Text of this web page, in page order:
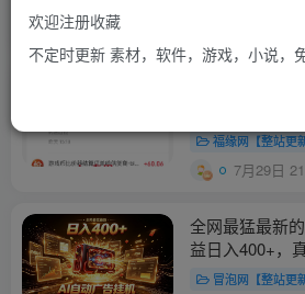
稳定三年的海
福缘网【整站更
7月29日
全网最猛最新
益日入400+，
【揭秘】
冒泡网【整站更
欢迎注册收藏
不定时更新 素材，软件，游戏，小说，